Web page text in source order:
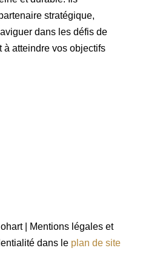
stratégique,
dans les défis de
à atteindre vos objectifs
| Mentions légales et
dans le plan de site